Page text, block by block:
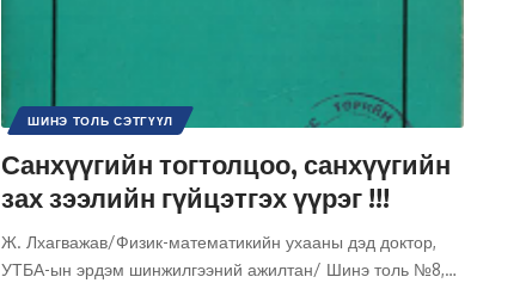
ШИНЭ ТОЛЬ СЭТГҮҮЛ
Санхүүгийн тогтолцоо, санхүүгийн
зах зээлийн гүйцэтгэх үүрэг !!!
Ж. Лхагважав/Физик-математикийн ухааны дэд доктор,
УТБА-ын эрдэм шинжилгээний ажилтан/ Шинэ толь №8,…